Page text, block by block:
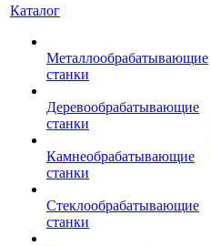
Каталог
Металлообрабатывающие
станки
Деревообрабатывающие
станки
Камнеобрабатывающие
станки
Стеклообрабатывающие
станки